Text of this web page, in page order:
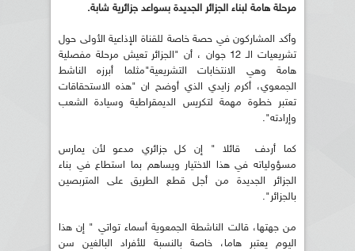
مرحلة هامة لبناء الجزائر الجديدة بسواعد جزائرية شابة.
وأكد المشاركون في حصة خاصة للقناة الإذاعية الأولى حول
تشريعيات الـ 12 جوان ، أن "الجزائر تعيش مرحلة مفصلية
هامة وهي الانتخابات التشريعية"مثلما أبرزه الناشط
الجمعوي، أكرم زايدي الذي أوضح ان "هذه الاستحقاقات
تعتبر خطوة مهمة لتكريس الديمقراطية وسيادة الشعب
وإرادته".
كما أردف قائلا " إن كل جزائري مدعو لأن يمارس
مسؤولياته في هذا الاختيار ويساهم بما استطاع في بناء
الجزائر الجديدة من أجل قطع الطريق على المتربصين
بالجزائر".
من جهتها، قالت الناشطة الجمعوية أسماء تواتي " إن هذا
اليوم يعتبر هاما، خاصة بالنسبة للأفراد البالغين سن